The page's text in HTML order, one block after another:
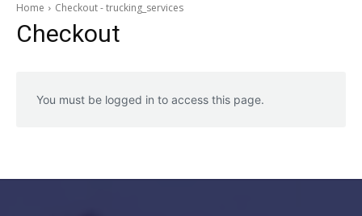
Home Checkout - trucking_services
Checkout
You must be logged in to access this page.